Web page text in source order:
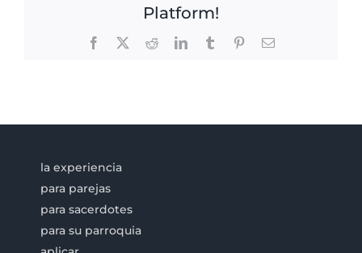
Platform!
Facebook RedditLinkedInTumblr PinterestEmail
la experiencia
para parejas
para sacerdotes
para su parroquia